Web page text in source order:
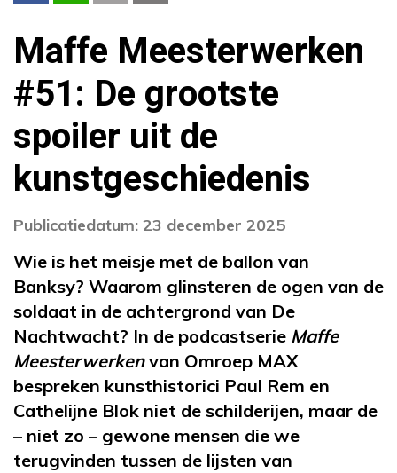
Maffe Meesterwerken
#51: De grootste
spoiler uit de
kunstgeschiedenis
Publicatiedatum: 23 december 2025
Wie is het meisje met de ballon van
Banksy? Waarom glinsteren de ogen van de
soldaat in de achtergrond van De
Nachtwacht? In de podcastserie Maffe
Meesterwerkenvan Omroep MAX
bespreken kunsthistorici Paul Rem en
Cathelijne Blok niet de schilderijen, maar de
– niet zo – gewone mensen die we
terugvinden tussen de lijsten van